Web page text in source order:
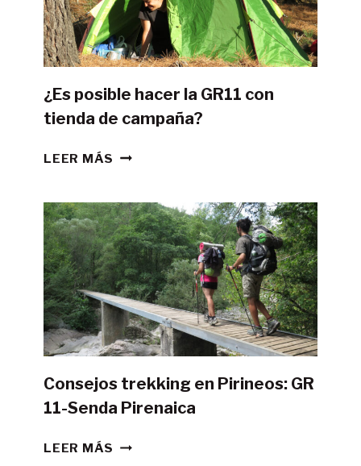
¿Es posible hacer la GR11 con
tienda de campaña?
LEER MÁS ¿ES
LA
GR11
CON
TIENDA
DE
CAMPAÑA?
Consejos trekking en Pirineos: GR
11-Senda Pirenaica
LEER MÁS CONSEJOS